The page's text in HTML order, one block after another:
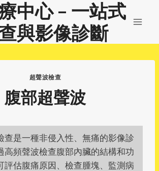
中心 – 一站式
與影像診斷
超聲波檢查
腹部超聲波
查是一種非侵入性、無痛的影像診
高頻聲波檢查腹部內臟的結構和功
評估腹痛原因、檢查腫塊、監測病